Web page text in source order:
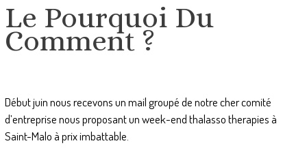
Le Pourquoi Du
Comment ?
Début juin nous recevons un mail groupé de notre cher comité
d’entreprise nous proposant un week-end thalasso therapies à
Saint-Malo à prix imbattable.